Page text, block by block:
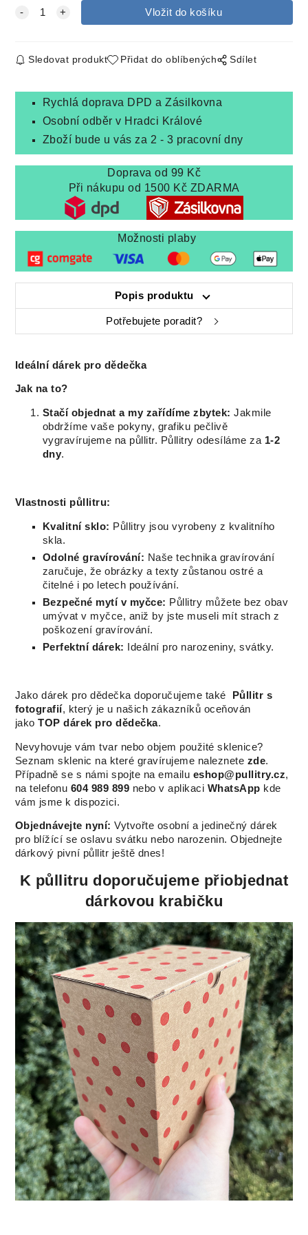
Sledovat produkt Přidat do oblíbených Sdílet
Rychlá doprava DPD a Zásilkovna
Osobní odběr v Hradci Králové
Zboží bude u vás za 2 - 3 pracovní dny
Doprava od 99 Kč
Při nákupu od 1500 Kč ZDARMA
Možnosti plaby
Popis produktu
Potřebujete poradit?
Ideální dárek pro dědečka
Jak na to?
Stačí objednat a my zařídíme zbytek: Jakmile
obdržíme vaše pokyny, grafiku pečlivě
vygravírujeme na půllitr. Půllitry odesíláme za 1-2
dny.
Vlastnosti půllitru:
Kvalitní sklo: Půllitry jsou vyrobeny z kvalitního
skla.
Odolné gravírování: Naše technika gravírování
zaručuje, že obrázky a texty zůstanou ostré a
čitelné i po letech používání.
Bezpečné mytí v myčce: Půllitry můžete bez obav
umývat v myčce, aniž by jste museli mít strach z
poškození gravírování.
Perfektní dárek:
Ideální pro narozeniny, svátky.
Jako dárek pro dědečka doporučujeme také
Půllitr s
fotografií, který je u našich zákazníků oceňován
jakoTOP dárek pro dědečka.
Nevyhovuje vám tvar nebo objem použité sklenice?
Seznam sklenic na které gravírujeme naleznete zde.
Případně se s námi spojte na emailu eshop@pullitry.cz,
na telefonu 604 989 899 nebo v aplikaci WhatsApp kde
vám jsme k dispozici.
Objednávejte nyní: Vytvořte osobní a jedinečný dárek
pro blížící se oslavu svátku nebo narozenin. Objednejte
dárkový pivní půllitr ještě dnes!
K půllitru doporučujeme přiobjednat
dárkovou krabičku